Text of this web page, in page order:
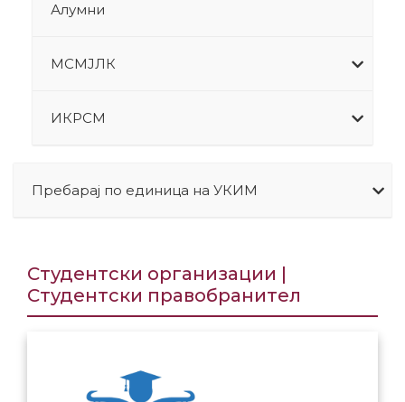
Алумни
МСМЈЛК
ИКРСМ
Пребарај по единица на УКИМ
Студентски организации |
Студентски правобранител